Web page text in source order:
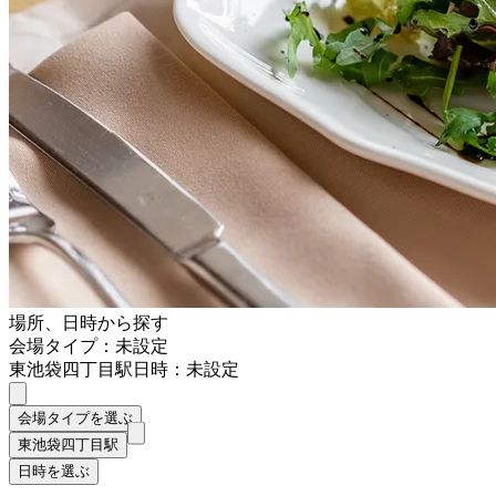
場所、日時から探す
会場タイプ：未設定
東池袋四丁目駅日時：未設定
会場タイプを選ぶ
東池袋四丁目駅
日時を選ぶ